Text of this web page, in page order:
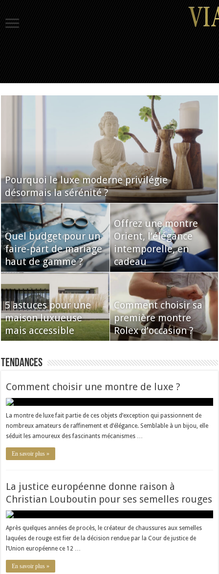
Pourquoi le luxe moderne privilégie
désormais la sérénité ?
Quel budget pour un
faire-part de mariage
haut de gamme ?
Offrez une montre
Orient, l’élégance
intemporelle, en
cadeau
5 astuces pour une
maison luxueuse
mais accessible
Comment choisir sa
première montre
Rolex d’occasion ?
Tendances
Comment choisir une montre de luxe ?
La montre de luxe fait partie de ces objets d’exception qui passionnent de
nombreux amateurs de raffinement et d’élégance. Semblable à un bijou, elle
séduit les amoureux des fascinants mécanismes …
En savoir plus »
La justice européenne donne raison à
Christian Louboutin pour ses semelles rouges
Après quelques années de procès, le créateur de chaussures aux semelles
laquées de rouge est fier de la décision rendue par la Cour de justice de
l’Union européenne ce 12 …
En savoir plus »